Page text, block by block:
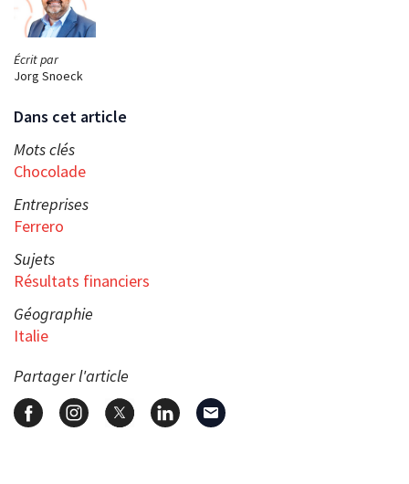
Écrit par
Jorg Snoeck
Dans cet article
Mots clés
Chocolade
Entreprises
Ferrero
Sujets
Résultats financiers
Géographie
Italie
Partager l'article